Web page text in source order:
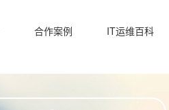
合作案例 IT运维百科